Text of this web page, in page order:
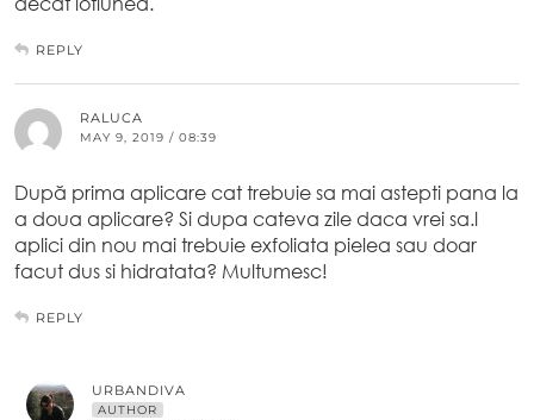
REPLY
RALUCA
MAY 9, 2019 / 08:39
După prima aplicare cat trebuie sa mai astepti pana la
a doua aplicare? Si dupa cateva zile daca vrei sa.l
aplici din nou mai trebuie exfoliata pielea sau doar
facut dus si hidratata? Multumesc!
REPLY
URBANDIVA
AUTHOR